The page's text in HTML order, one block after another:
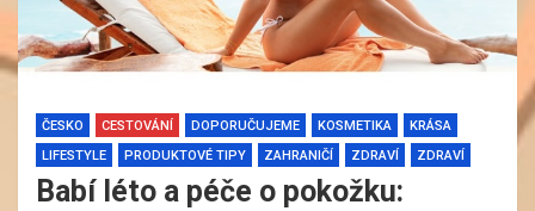
ČESKO CESTOVÁNÍ DOPORUČUJEME KOSMETIKA
KRÁSA
LIFESTYLE
PRODUKTOVÉ TIPY ZAHRANIČÍ ZDRAVÍ ZDRAVÍ
Babí léto a péče o pokožku: